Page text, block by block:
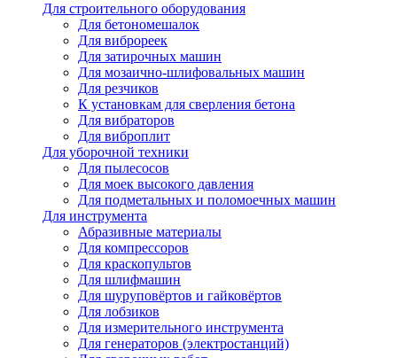
Для строительного оборудования
Для бетономешалок
Для виброреек
Для затирочных машин
Для мозаично-шлифовальных машин
Для резчиков
К установкам для сверления бетона
Для вибраторов
Для виброплит
Для уборочной техники
Для пылесосов
Для моек высокого давления
Для подметальных и поломоечных машин
Для инструмента
Абразивные материалы
Для компрессоров
Для краскопультов
Для шлифмашин
Для шуруповёртов и гайковёртов
Для лобзиков
Для измерительного инструмента
Для генераторов (электростанций)